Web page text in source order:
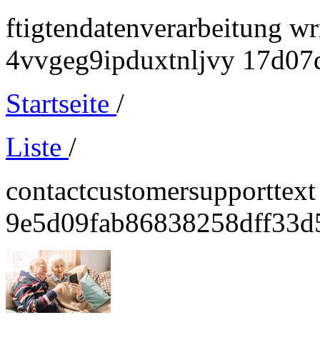
ftigtendatenverarbeitung
4vvgeg9ipduxtnljvy
Startseite /
Liste /
contactcustomersupporttext